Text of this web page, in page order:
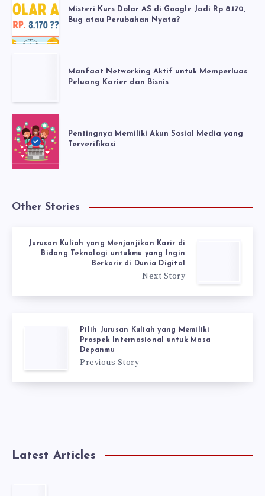
Misteri Kurs Dolar AS di Google Jadi Rp 8.170,
Bug atau Perubahan Nyata?
Manfaat Networking Aktif untuk Memperluas
Peluang Karier dan Bisnis
Pentingnya Memiliki Akun Sosial Media yang
Terverifikasi
Other Stories
Jurusan Kuliah yang Menjanjikan Karir di
Bidang Teknologi untukmu yang Ingin
Berkarir di Dunia Digital
Next Story
Pilih Jurusan Kuliah yang Memiliki
Prospek Internasional untuk Masa
Depanmu
Previous Story
Latest Articles